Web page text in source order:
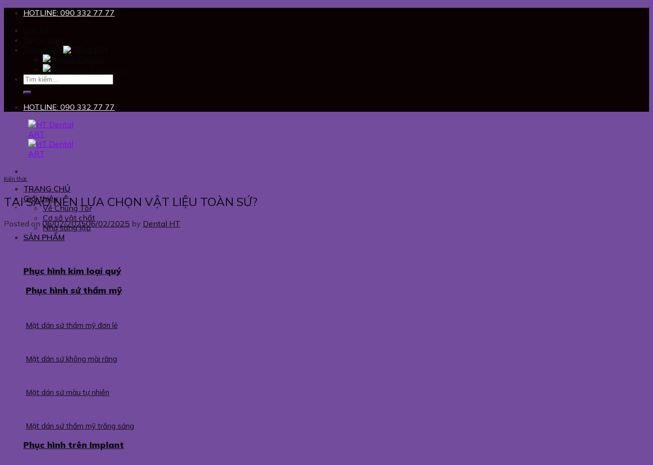
Skip
content
HOTLINE: 090 332 77 77
HOTLINE: 090 332 77 77
TRANG CHỦ
Giới thiệu
Về Chúng Tôi
Cơ sở vật chất
Nhà sáng lập
SẢN PHẨM
Phục hình kim loại quý
Phục hình sứ thẩm mỹ
Mặt dán sứ thẩm mỹ đơn lẻ
Mặt dán sứ không mài răng
Mặt dán sứ màu tự nhiên
Mặt dán sứ thẩm mỹ trắng sáng
Phục hình trên Implant
Kiến thức
TẠI SAO NÊN LỰA CHỌN VẬT LIỆU TOÀN SỨ?
Posted on 06/02/202506/02/2025 by Dental HT